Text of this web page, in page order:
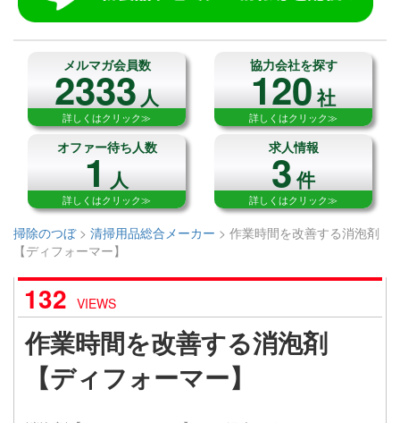
メルマガ会員数
2333人
詳しくはクリック≫
協力会社を探す
120社
詳しくはクリック≫
オファー待ち人数
1人
詳しくはクリック≫
求人情報
3件
詳しくはクリック≫
掃除のつぼ> 清掃用品総合メーカー > 作業時間を改善する消泡剤
【ディフォーマー】
132 VIEWS
作業時間を改善する消泡剤
【ディフォーマー】